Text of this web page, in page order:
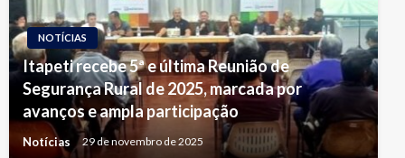
NOTÍCIAS
Itapeti recebe 5ª e última Reunião de
Segurança Rural de 2025, marcada por
avanços e ampla participação
Notícias 29 de novembro de 2025